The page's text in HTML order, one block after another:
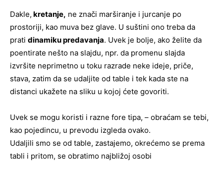
Dakle, kretanje, ne znači marširanje i jurcanje po
prostoriji, kao muva bez glave. U suštini ono treba da
prati dinamiku predavanja. Uvek je bolje, ako želite da
poentirate nešto na slajdu, npr. da promenu slajda
izvršite neprimetno u toku razrade neke ideje, priče,
stava, zatim da se udaljite od table i tek kada ste na
distanci ukažete na sliku u kojoj ćete govoriti.
Uvek se mogu koristi i razne fore tipa, – obraćam se tebi,
kao pojedincu, u prevodu izgleda ovako.
Udaljili smo se od table, zastajemo, okrećemo se prema
tabli i pritom, se obratimo najbližoj osobi